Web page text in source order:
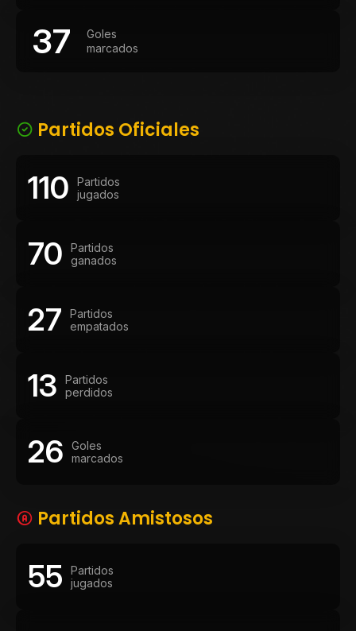
37
Goles
marcados
Partidos Oficiales
110
Partidos
jugados
70
Partidos
ganados
27
Partidos
empatados
13
Partidos
perdidos
26
Goles
marcados
Partidos Amistosos
55
Partidos
jugados